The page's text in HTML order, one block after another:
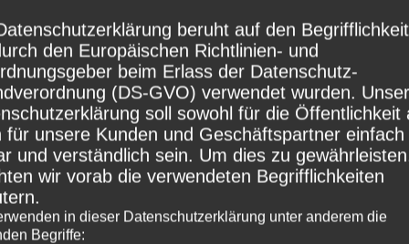
möchten wir vorab die verwendeten
erläutern.
in dieser Datenschutzerklärung unter
Begriffe:
Daten</h4>
Daten sind alle Informationen, die
beruht auf den
den Europäischen Richtlinien- und
beim Erlass der Datenschutz-
(DS-GVO) verwendet wurden.
soll sowohl für die Öffentlichkeit
für unsere Kunden und Geschäftspartner einfach
und verständlich sein. Um dies zu
wir vorab die verwendeten Begrifflichkeiten
in dieser Datenschutzerklärung unter anderem die
Begriffe: